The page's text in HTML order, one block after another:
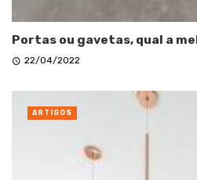
Portas ou gavetas, qual a
22/04/2022
ARTIGOS